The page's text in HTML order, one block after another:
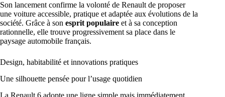
Son lancement confirme la volonté de Renault de proposer
une voiture accessible, pratique et adaptée aux évolutions de la
société. Grâce à son esprit populaire et à sa conception
rationnelle, elle trouve progressivement sa place dans le
paysage automobile français.
Design, habitabilité et innovations pratiques
Une silhouette pensée pour l’usage quotidien
La Renault 6 adopte une ligne simple mais immédiatement